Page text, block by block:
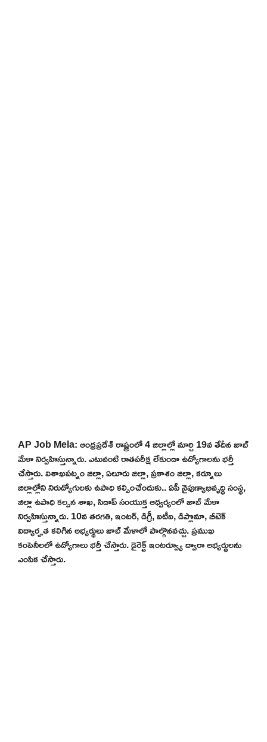
AP Job Mela: ఆంధ్రప్రదేశ్ రాష్ట్రంలో 4 జిల్లాల్లో మార్చి 19వ తేదీన జాబ్
మేళా నిర్వహిస్తున్నారు. ఎటువంటి రాతపరీక్ష లేకుండా ఉద్యోగాలను భర్తీ
చేస్తారు. విశాఖపట్నం జిల్లా, ఏలూరు జిల్లా, ప్రకాశం జిల్లా, కర్నూలు
జిల్లాల్లోని నిరుద్యోగులకు ఉపాధి కల్పించేందుకు.. ఏపీ నైపుణ్యాభివృద్ధి సంస్థ,
జిల్లా ఉపాధి కల్పన శాఖ, సిడాప్ సంయుక్త ఆధ్వర్యంలో జాబ్ మేళా
నిర్వహిస్తున్నారు. 10వ తరగతి, ఇంటర్, డిగ్రీ, ఐటీఐ, డిప్లొమా, బీటెక్
విద్యార్హత కలిగిన అభ్యర్థులు జాబ్ మేళాలో పాల్గొనవచ్చు. ప్రముఖ
కంపెనీలలో ఉద్యోగాలు భర్తీ చేస్తారు. డైరెక్ట్ ఇంటర్వ్యూ ద్వారా అభ్యర్థులను
ఎంపిక చేస్తారు.